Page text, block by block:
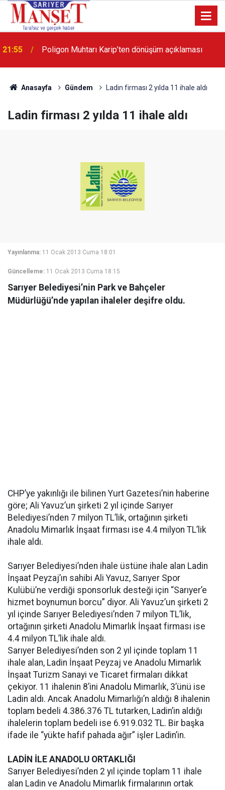
13:36 'Poligon'da İstanbul'a örnek proje gerçekleştirilecek'
Anasayfa Gündem Ladin firması 2 yılda 11 ihale aldı
Ladin firması 2 yılda 11 ihale aldı
Yayınlanma: 11 Ocak 2013 Cuma 18:01
Güncelleme: 11 Ocak 2013 Cuma 18:15
Sarıyer Belediyesi’nin Park ve Bahçeler
Müdürlüğü’nde yapılan ihaleler deşifre oldu.
CHP’ye yakınlığı ile bilinen Yurt Gazetesi’nin haberine
göre; Ali Yavuz’un şirketi 2 yıl içinde Sarıyer
Belediyesi’nden 7 milyon TL’lik, ortağının şirketi
Anadolu Mimarlık İnşaat firması ise 4.4 milyon TL’lik
ihale aldı.
Sarıyer Belediyesi’nden ihale üstüne ihale alan Ladin
İnşaat Peyzaj’ın sahibi Ali Yavuz, Sarıyer Spor
Kulübü’ne verdiği sponsorluk desteği için “Sarıyer’e
hizmet boynumun borcu” diyor. Ali Yavuz’un şirketi 2
yıl içinde Sarıyer Belediyesi’nden 7 milyon TL’lik,
ortağının şirketi Anadolu Mimarlık İnşaat firması ise
4.4 milyon TL’lik ihale aldı.
Sarıyer Belediyesi’nden son 2 yıl içinde toplam 11
ihale alan, Ladin İnşaat Peyzaj ve Anadolu Mimarlık
İnşaat Turizm Sanayi ve Ticaret firmaları dikkat
çekiyor. 11 ihalenin 8’ini Anadolu Mimarlık, 3’ünü ise
Ladin aldı. Ancak Anadolu Mimarlığı’n aldığı 8 ihalenin
toplam bedeli 4.386.376 TL tutarken, Ladin’in aldığı
ihalelerin toplam bedeli ise 6.919.032 TL. Bir başka
ifade ile “yükte hafif pahada ağır” işler Ladin’in.
LADİN İLE ANADOLU ORTAKLIĞI
Sarıyer Belediyesi’nden 2 yıl içinde toplam 11 ihale
alan Ladin ve Anadolu Mimarlık firmalarının ortak